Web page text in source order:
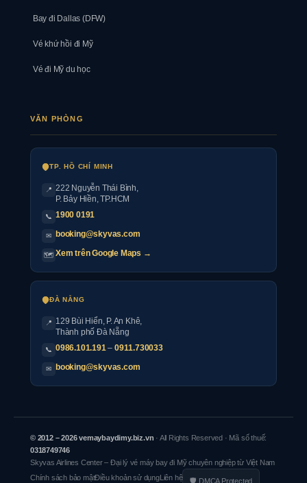
Bay đi Dallas (DFW)
Vé khứ hồi đi Mỹ
Vé đi Mỹ du học
VĂN PHÒNG
TP. HỒ CHÍ MINH
📍 222 Nguyễn Thái Bình,
P. Bảy Hiền, TP.HCM
📞 1900 0191
✉ booking@skyvas.com
🗺 Xem trên Google Maps →
ĐÀ NẴNG
📍
129 Bùi Hiển, P. An Khê,
Thành phố Đà Nẵng
📞 0986.101.191–0911.730033
✉ booking@skyvas.com
© 2012 – 2026 vemaybaydimy.biz.vn · All Rights Reserved · Mã số thuế:
0318749746
Skyvas Airlines Center – Đại lý vé máy bay đi Mỹ chuyên nghiệp từ Việt Nam
Chính sách bảo mậtĐiều khoản sử dụngLiên hệ 🛡 DMCA Protected